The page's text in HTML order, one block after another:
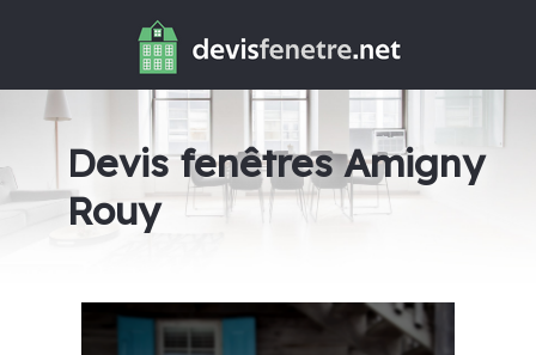
Devis fenêtres Amigny
Rouy